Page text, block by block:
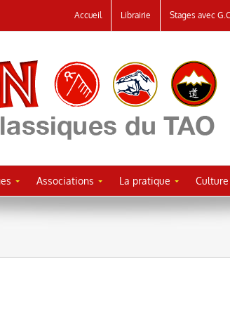
Accueil Librairie Stages avec
Associations La pratique Culture